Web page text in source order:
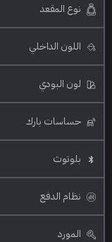
نوع المقعد
اللون الداخلي
لون البودي
حساسات بارك
بلوتوث
نظام الدفع
المورد